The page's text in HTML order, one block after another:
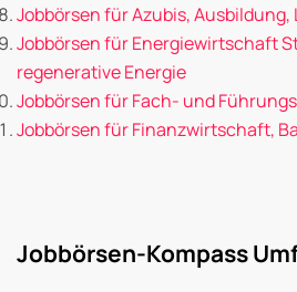
Jobbörsen für Azubis,
Jobbörsen für Energiewirtschaft
regenerative Energie
Jobbörsen für Fach- und
Jobbörsen für Finanzwirtschaft,
Jobbörsen-Kompass